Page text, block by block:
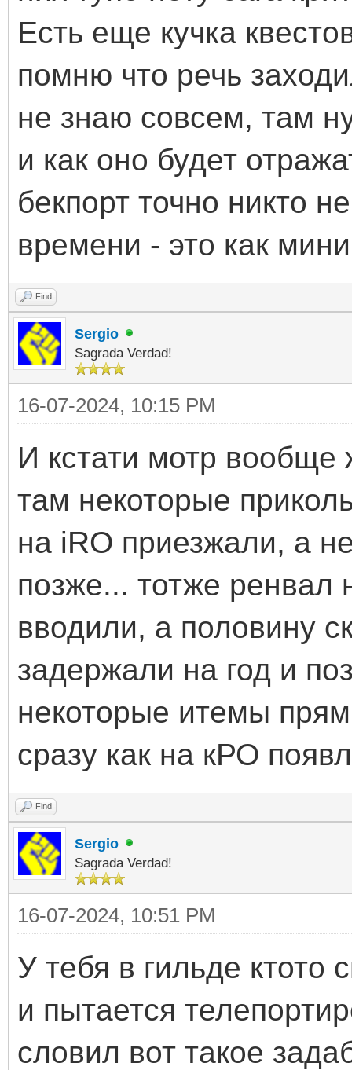
Есть еще кучка
помню что речь
не знаю совсем, там
и как оно будет
бекпорт точно никто
времени - это как
Find
Sergio
Sagrada Verdad!
16-07-2024, 10:15 PM
И кстати мотр
там некоторые
на iRO приезжали, а
позже... тотже ренвал
вводили, а половину
задержали на год и
некоторые итемы
сразу как на кРО
Find
Sergio
Sagrada Verdad!
16-07-2024, 10:51 PM
У тебя в гильде ктото
и пытается
словил вот такое